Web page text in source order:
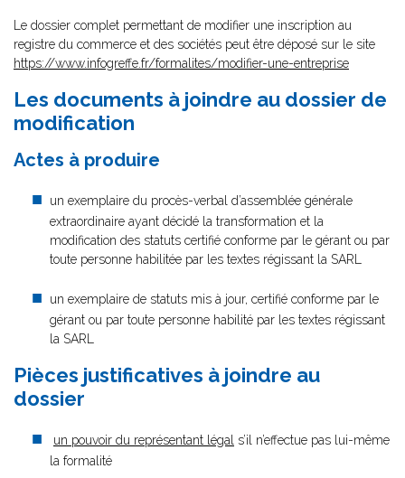
Le dossier complet permettant de modifier une inscription au
registre du commerce et des sociétés peut être déposé sur le site
https://www.infogreffe.fr/formalites/modifier-une-entreprise
Les documents à joindre au dossier de
modification
Actes à produire
un exemplaire du procès-verbal d’assemblée générale
extraordinaire ayant décidé la transformation et la
modification des statuts certifié conforme par le gérant ou par
toute personne habilitée par les textes régissant la SARL
un exemplaire de statuts mis à jour, certifié conforme par le
gérant ou par toute personne habilité par les textes régissant
la SARL
Pièces justificatives à joindre au
dossier
un pouvoir du représentant légal s’il n’effectue pas lui-même
la formalité